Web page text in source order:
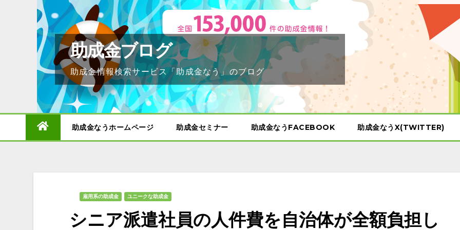
助成金ブログ
助成金情報検索サービス「助成金なう」のブログ
助成金なうホームページ 助成金セミナー 助成金なうFACEBOOK 助成金なうX(TWITTER)
雇用系の助成金 ユニークな助成金
シニア派遣社員の人件費を自治体が全額負担し